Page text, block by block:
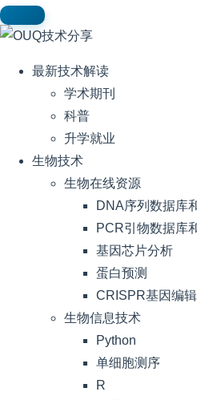
最新技术解读
学术期刊
科普
升学就业
生物技术
生物在线资源
DNA序列数据库
PCR引物数据库
基因芯片分析
蛋白预测
CRISPR基因编辑
生物信息技术
Python
单细胞测序
R